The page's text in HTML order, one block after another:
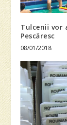
Tulcenii vor
Pescăresc
08/01/2018